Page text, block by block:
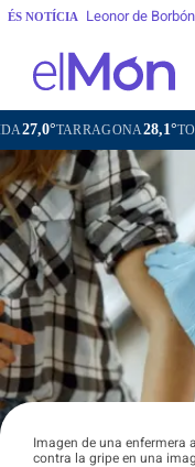
ÉS NOTÍCIA Leonor de Borbón
28,1°TORTOSA27,4°
Imagen de una enfermera
contra la gripe en una